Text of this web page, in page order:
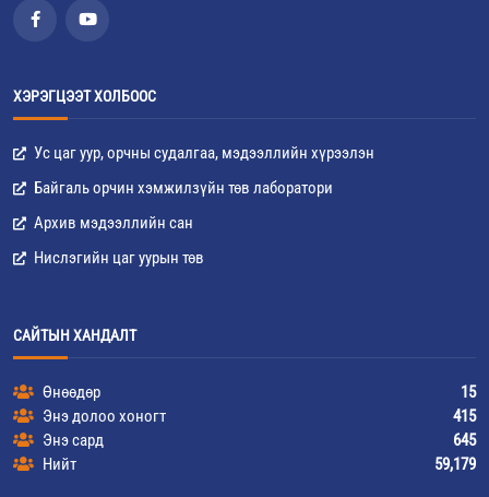
ХЭРЭГЦЭЭТ ХОЛБООС
Ус цаг уур, орчны судалгаа, мэдээллийн хүрээлэн
Байгаль орчин хэмжилзүйн төв лаборатори
Архив мэдээллийн сан
Нислэгийн цаг уурын төв
САЙТЫН ХАНДАЛТ
Өнөөдөр
15
Энэ долоо хоногт
415
Энэ сард
645
Нийт
59,179